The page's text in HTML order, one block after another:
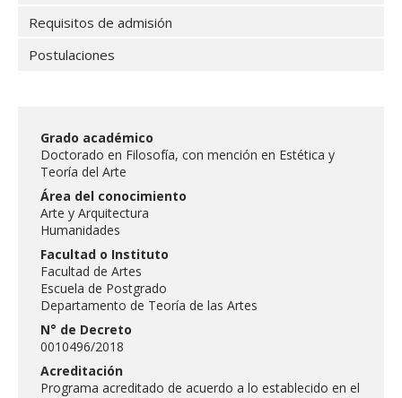
Requisitos de admisión
Postulaciones
Grado académico
Doctorado en Filosofía, con mención en Estética y
Teoría del Arte
Área del conocimiento
Arte y Arquitectura
Humanidades
Facultad o Instituto
Facultad de Artes
Escuela de Postgrado
Departamento de Teoría de las Artes
N° de Decreto
0010496/2018
Acreditación
Programa acreditado de acuerdo a lo establecido en el